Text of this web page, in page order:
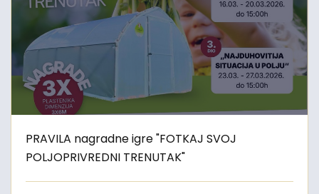
PRAVILA nagradne igre "FOTKAJ SVOJ
POLJOPRIVREDNI TRENUTAK"